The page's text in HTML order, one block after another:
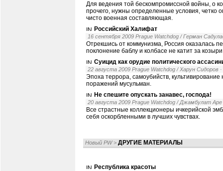
Для ведения той бескомпромиссной войны, о
прочего, нужны определенные условия, четко
чисто военная составляющая.
Российский Халифат
16 сентября 2009 Prague Watchdog / Герман
Отрекшись от коммунизма, Россия оказалась
поклонение баблу и колбасе не катит за
Суицид как орудие политического
22 августа 2009 Prague Watchdog / Харун Сидоров
Эпоха террора, самоубийств,
поражений мусульман.
Не спешите опускать занавес, господа!
20 августа 2009 Prague Watchdog / Джамбулат Аре
Все страстные коллекционеры ичкерийской
себя оскорбленными в лучших чувствах.
Новый PW > ДРУГИЕ МАТЕРИАЛЫ
Республика красоты